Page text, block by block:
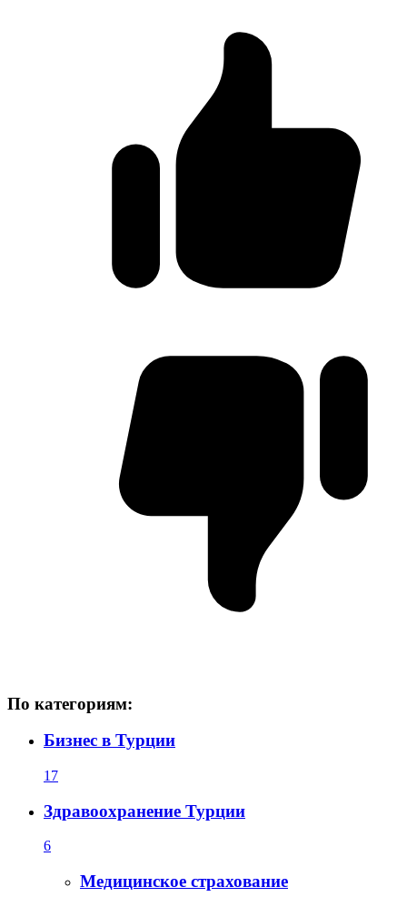
По категориям:
Бизнес в Турции
17
Здравоохранение Турции
6
Медицинское страхование